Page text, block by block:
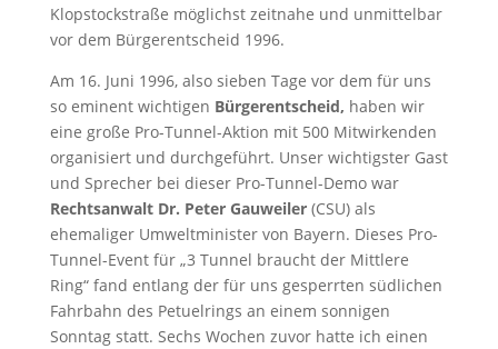
Klopstockstraße möglichst zeitnahe und unmittelbar
vor dem Bürgerentscheid 1996.
Am 16. Juni 1996, also sieben Tage vor dem für uns
so eminent wichtigen Bürgerentscheid, haben wir
eine große Pro-Tunnel-Aktion mit 500 Mitwirkenden
organisiert und durchgeführt. Unser wichtigster Gast
und Sprecher bei dieser Pro-Tunnel-Demo war
Rechtsanwalt Dr. Peter Gauweiler(CSU) als
ehemaliger Umweltminister von Bayern. Dieses Pro-
Tunnel-Event für „3 Tunnel braucht der Mittlere
Ring“ fand entlang der für uns gesperrten südlichen
Fahrbahn des Petuelrings an einem sonnigen
Sonntag statt. Sechs Wochen zuvor hatte ich einen